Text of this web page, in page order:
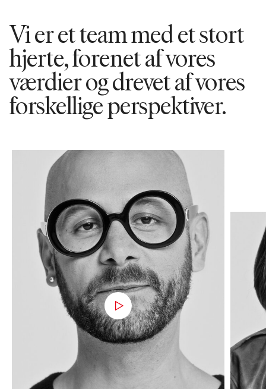
Vi er et team med et stort
hjerte, forenet af vores
værdier og drevet af vores
forskellige perspektiver.